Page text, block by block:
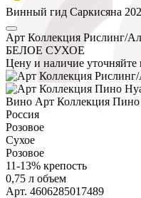
Винный гид Саркисяна
Арт Коллекция Рислинг/
БЕЛОЕ СУХОЕ
Цену и наличие уточняйте
Вино Арт Коллекция Пино
Россия
Розовое
Сухое
Розовое
11-13% крепость
0,75 л объем
Арт. 4606285017489